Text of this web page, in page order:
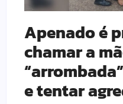
Apenado é
chamar a
e tentar